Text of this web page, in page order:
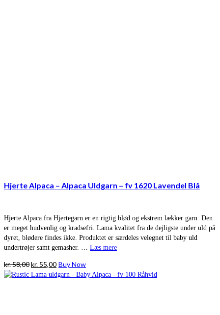
Hjerte Alpaca – Alpaca Uldgarn – fv 1620 Lavendel Blå
Hjerte Alpaca fra Hjertegarn er en rigtig blød og ekstrem lækker garn. Den
er meget hudvenlig og kradsefri. Lama kvalitet fra de dejligste under uld på
dyret, blødere findes ikke. Produktet er særdeles velegnet til baby uld
undertrøjer samt gemasher. … Læs mere
kr.58,00Den
oprindelige
kr. 55,00Den
aktuelle
Buy Now